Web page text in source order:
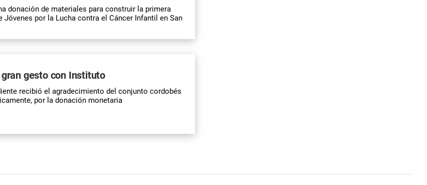
donación de materiales para construir la primera
Jóvenes por la Lucha contra el Cáncer Infantil en San
gesto con Instituto
recibió el agradecimiento del conjunto cordobés
por la donación monetaria